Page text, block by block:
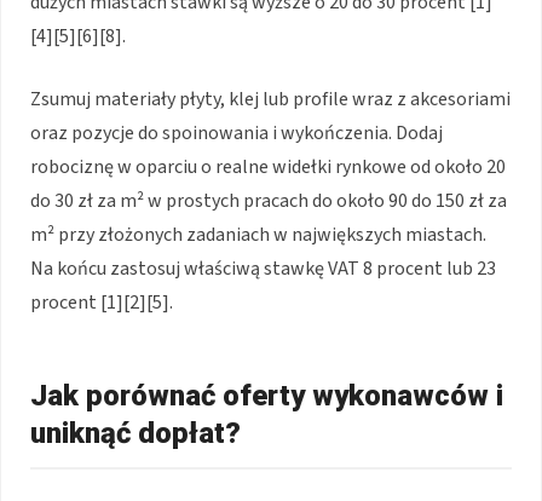
[4][5][6][8].
Zsumuj materiały płyty, klej lub profile wraz z akcesoriami
oraz pozycje do spoinowania i wykończenia. Dodaj
robociznę w oparciu o realne widełki rynkowe od około 20
do 30 zł za m² w prostych pracach do około 90 do 150 zł za
m² przy złożonych zadaniach w największych miastach.
Na końcu zastosuj właściwą stawkę VAT 8 procent lub 23
procent [1][2][5].
Jak porównać oferty wykonawców i
uniknąć dopłat?